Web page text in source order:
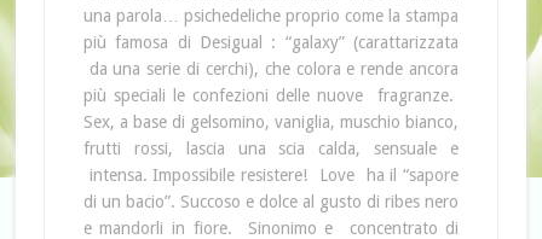
una parola… psichedeliche proprio come la stampa
più famosa di Desigual : “galaxy” (carattarizzata
da una serie di cerchi), che colora e rende ancora
più speciali le confezioni delle nuove fragranze.
Sex, a base di gelsomino, vaniglia, muschio bianco,
frutti rossi, lascia una scia calda, sensuale e
intensa. Impossibile resistere! Love ha il “sapore
di un bacio”. Succoso e dolce al gusto di ribes nero
e mandorli in fiore. Sinonimo e concentrato di